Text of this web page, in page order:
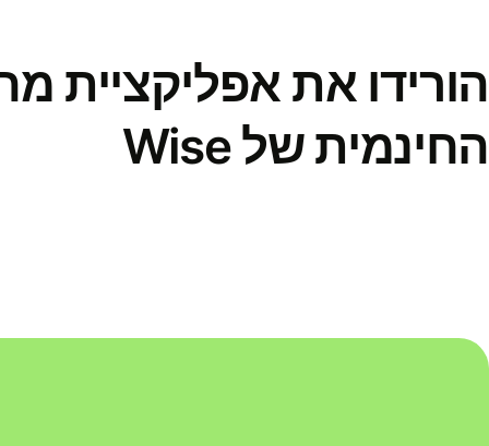
הורידו את אפליקציית
החינמית של Wise